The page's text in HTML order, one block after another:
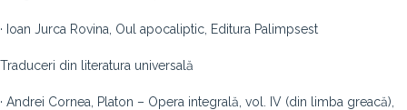
· Ioan Jurca Rovina, Oul apocaliptic, Editura Palimpsest
Traduceri din literatura universală
· Andrei Cornea, Platon – Opera integrală, vol. IV (din limba greacă),